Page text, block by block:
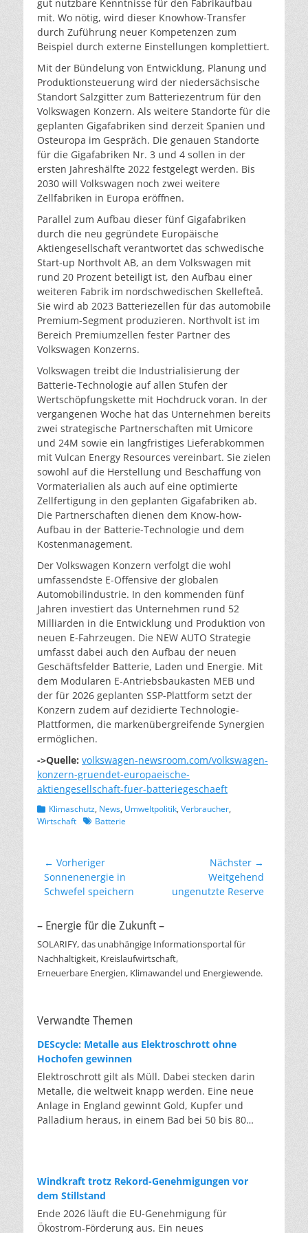
gut nutzbare Kenntnisse für den Fabrikaufbau
mit. Wo nötig, wird dieser Knowhow-Transfer
durch Zuführung neuer Kompetenzen zum
Beispiel durch externe Einstellungen komplettiert.
Mit der Bündelung von Entwicklung, Planung und
Produktionsteuerung wird der niedersächsische
Standort Salzgitter zum Batteriezentrum für den
Volkswagen Konzern. Als weitere Standorte für die
geplanten Gigafabriken sind derzeit Spanien und
Osteuropa im Gespräch. Die genauen Standorte
für die Gigafabriken Nr. 3 und 4 sollen in der
ersten Jahreshälfte 2022 festgelegt werden. Bis
2030 will Volkswagen noch zwei weitere
Zellfabriken in Europa eröffnen.
Parallel zum Aufbau dieser fünf Gigafabriken
durch die neu gegründete Europäische
Aktiengesellschaft verantwortet das schwedische
Start-up Northvolt AB, an dem Volkswagen mit
rund 20 Prozent beteiligt ist, den Aufbau einer
weiteren Fabrik im nordschwedischen Skellefteå.
Sie wird ab 2023 Batteriezellen für das automobile
Premium-Segment produzieren. Northvolt ist im
Bereich Premiumzellen fester Partner des
Volkswagen Konzerns.
Volkswagen treibt die Industrialisierung der
Batterie-Technologie auf allen Stufen der
Wertschöpfungskette mit Hochdruck voran. In der
vergangenen Woche hat das Unternehmen bereits
zwei strategische Partnerschaften mit Umicore
und 24M sowie ein langfristiges Lieferabkommen
mit Vulcan Energy Resources vereinbart. Sie zielen
sowohl auf die Herstellung und Beschaffung von
Vormaterialien als auch auf eine optimierte
Zellfertigung in den geplanten Gigafabriken ab.
Die Partnerschaften dienen dem Know-how-
Aufbau in der Batterie-Technologie und dem
Kostenmanagement.
Der Volkswagen Konzern verfolgt die wohl
umfassendste E-Offensive der globalen
Automobilindustrie. In den kommenden fünf
Jahren investiert das Unternehmen rund 52
Milliarden in die Entwicklung und Produktion von
neuen E-Fahrzeugen. Die NEW AUTO Strategie
umfasst dabei auch den Aufbau der neuen
Geschäftsfelder Batterie, Laden und Energie. Mit
dem Modularen E-Antriebsbaukasten MEB und
der für 2026 geplanten SSP-Plattform setzt der
Konzern zudem auf dezidierte Technologie-
Plattformen, die markenübergreifende Synergien
ermöglichen.
->Quelle: volkswagen-newsroom.com/volkswagen-
konzern-gruendet-europaeische-
aktiengesellschaft-fuer-batteriegeschaeft
Kategorien
Klimaschutz, News, Umweltpolitik, Verbraucher,
Wirtschaft Schlagworte
Batterie
Beitragsnavigation
← Vorheriger
Vorheriger
Beitrag:
Son­nen­ener­gie in
Schwe­fel spei­chern
Nächster →
Beitrag:
Weitgehend
ungenutzte Reserve
– Energie für die Zukunft –
SOLARIFY, das unabhängige Informationsportal für
Nachhaltigkeit, Kreislaufwirtschaft,
Erneuerbare Energien, Klimawandel und Energiewende.
Verwandte Themen
DEScycle: Metalle aus Elektroschrott ohne
Hochofen gewinnen
Elektroschrott gilt als Müll. Dabei stecken darin
Metalle, die weltweit knapp werden. Eine neue
Anlage in England gewinnt Gold, Kupfer und
Palladium heraus, in einem Bad bei 50 bis 80
tausend Grad ein. Energieintensiv und nur im
industriellen Großmaßstab möglich. Das Londoner
Start-up DEScycle hat im englischen Teesside eine
Demonstrationsanlage eröffnet, die ohne diese
Windkraft trotz Rekord-Genehmigungen vor
dem Stillstand
Ende 2026 läuft die EU-Genehmigung für
Ökostrom-Förderung aus. Ein neues